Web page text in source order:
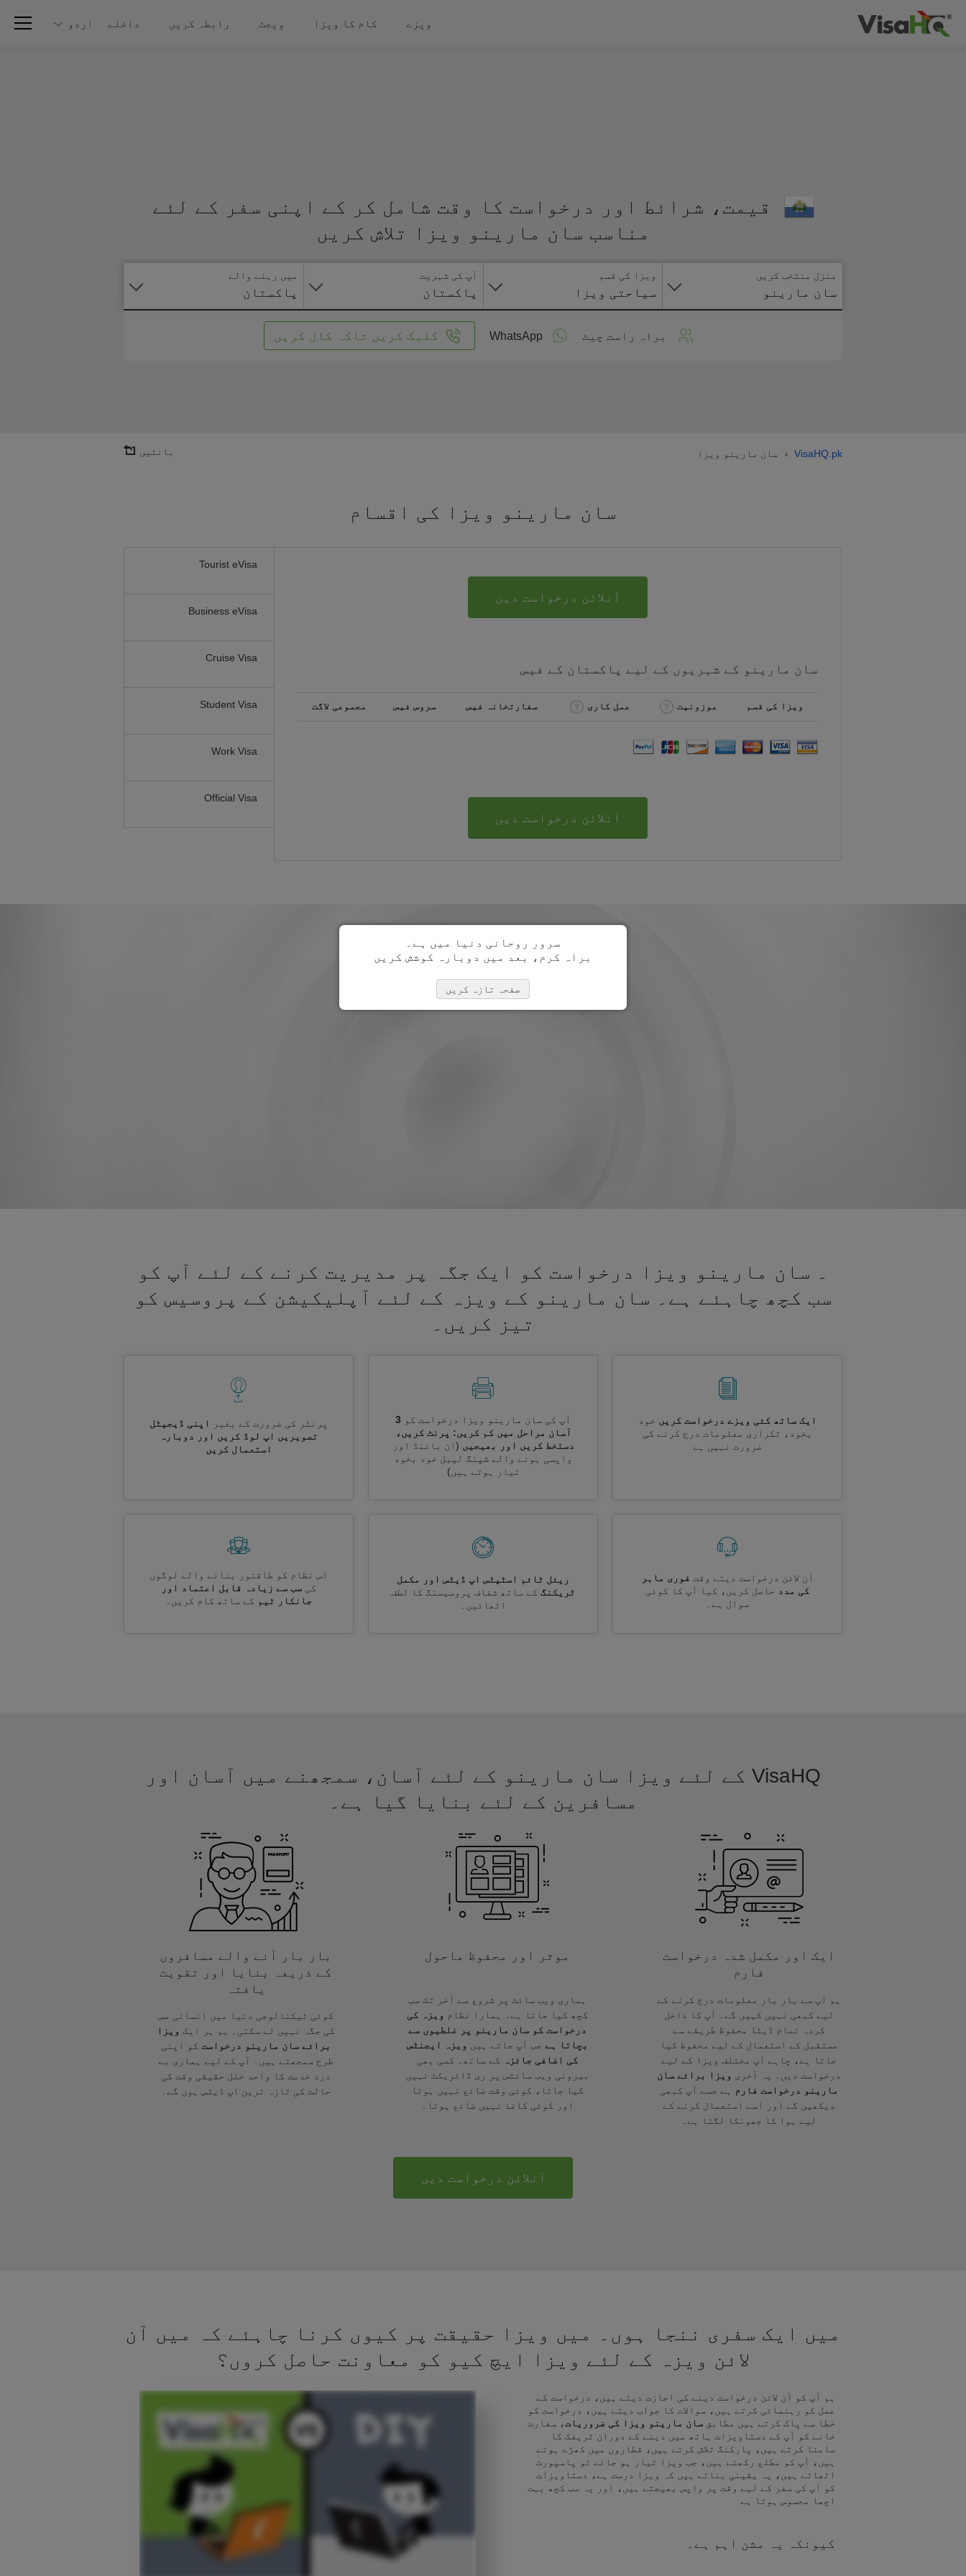
ویزے کام کا ویزا ویجٹ رابطہ کریں داخلے اردو
قیمت، شرائط اور درخواست کا وقت شامل کر کے اپنی سفر کے لئے
مناسب سان مارینو ویزا تلاش کریں
منزل منتخب کریں
سان مارینو
ویزا کی قسم
سیاحتی ویزا
آپ کی شہریت
پاکستان
میں رہنے والے
پاکستان
براہ راست چیٹ WhatsApp کلیک کریں تاکہ کال کریں
VisaHQ.pk
› سان مارینو ویزا بانٹیں
سان مارینو ویزا کی اقسام
Tourist eVisa
Business eVisa
Cruise Visa
Student Visa
Work Visa
Official Visa
آنلائن درخواست دیں
سان مارینو کے شہریوں کے لیے پاکستان کے فیس
ویزا کی قسم موزونیت عمل کاری سفارتخانہ فیس سروس فیس مجموعی لاگت
آنلائن درخواست دیں
۔ سان مارینو ویزا درخواست کو ایک جگہ پر مدیریت کرنے کے لئے آپ کو
سب کچھ چاہئے ہے۔ سان مارینو کے ویزہ کے لئے آپلیکیشن کے پروسیس کو
تیز کریں۔
ایک ساتھ کئی ویزے درخواست کریں خود
بخود، تکراری معلومات درج کرنے کی
ضرورت نہیں ہے
آپ کی سان مارینو ویزا درخواست کو 3
آسان مراحل میں کم کریں: پرنٹ کریں،
دستخط کریں اور بھیجیں (ان بائنڈ اور
واپسی ہونے والے شپنگ لیبل خود بخود
تیار ہوتے ہیں)
پرنٹر کی ضرورت کے بغیر
اپنی ڈیجیٹل
تصویریں اپ لوڈ کریں اور دوبارہ
استعمال کریں
آن لائن درخواست دیتے وقت فوری ماہر
کی مدد حاصل کریں، کیا آپ کا کوئی
سوال ہے۔
ریئل ٹائم اسٹیٹس اپ ڈیٹس اور مکمل
ٹریکنگ کے ساتھ شفاف پروسیسنگ کا لطف
اٹھائیں۔
اس نظام کو طاقتور بنانے والے لوگوں
کی سب سے زیادہ قابل اعتماد اور
جانکار ٹیم کے ساتھ کام کریں۔
VisaHQ کے لئے ویزا سان مارینو کے لئے آسان، سمجھنے میں آسان اور
مسافرین کے لئے بنایا گیا ہے۔
ایک اور مکمل شدہ درخواست
فارم
ہم آپ سے بار بار معلومات درج کرنے کے
لیے کبھی نہیں کہیں گے۔ آپ کا داخل
کردہ تمام ڈیٹا محفوظ طریقے سے
مستقبل کے استعمال کے لیے محفوظ کیا
جاتا ہے، چاہے آپ مختلف ویزا کے لیے
درخواست دیں۔ یہ آخری ویزا برائے سان
مارینو درخواست فارم
ہے جسے آپ کبھی
دیکھیں گے اور اسے استعمال کرنے کے
لیے ہوا کا جھونکا لگتا ہے۔
موثر اور محفوظ ماحول
ہماری ویب سائٹ پر شروع سے آخر تک سب
کچھ کیا جاتا ہے۔ ہمارا نظام ویزہ کی
درخواست کو سان مارینو پر غلطیوں سے
بچاتا ہے جب آپ جاتے ہیں
ویزہ ایجنٹس
کی اضافی جائزہ
کے ساتھ۔ کسی بھی
بیرونی ویب سائٹس پر ری ڈائریکٹ نہیں
کیا جاتا، کوئی وقت ضائع نہیں ہوتا
اور کوئی کاغذ نہیں ضائع ہوتا۔
بار بار آنے والے مسافروں
کے ذریعہ بنایا اور تقویت
یافتہ
کوئی ٹیکنالوجی دنیا میں انسانی مس
کی جگہ نہیں لے سکتی۔ ہم ہر ایک ویزا
برائے سان مارینو درخواست کو اپنی
طرح سمجھتے ہیں۔ آپ کے لیے ہماری بے
درد خدمت کا واحد خلل حقیقی وقت کی
حالت کی تازہ ترین اپ ڈیٹس ہوں گے۔
آنلائن درخواست دیں
میں ایک سفری ننجا ہوں۔ میں ویزا حقیقت پر کیوں کرنا چاہئے کہ میں آن
لائن ویزہ کے لئے ویزا ایچ کیو کو معاونت حاصل کروں؟
ہم آپ کو آن لائن درخواست دینے کی اجازت دیتے ہیں، درخواست کے
عمل کو رہنمائی کرتے ہیں، سوالات کا جواب دیتے ہیں، درخواست کو
خطا سے پاک کرتے ہیں مطابق سان مارینو ویزا کی ضروریات، سفارت
خانے کو آپ کے دستاویزات ہاتھ میں دینے کے دوران ٹریفک کا
سامنا کرتے ہیں، پارکنگ تلاش کرتے ہیں، قطاروں میں کھڑے ہوتے
ہیں، آپ کو مطلع رکھتے ہیں، جب ویزا تیار ہو جائے تو پاسپورٹ
اٹھاتے ہیں، یہ یقینی بناتے ہیں کہ ویزا درست ہے، دستاویزات
کو آپ کی سفر کے لیے وقت پر واپس بھیجتے ہیں، اور یہ سب کچھ بہت
اچھا محسوس ہوتا ہے
کیونکہ یہ مشن اہم ہے۔
سرور روحانی دنیا میں ہے۔
براہ کرم، بعد میں دوبارہ کوشش کریں
صفحہ تازہ کریں